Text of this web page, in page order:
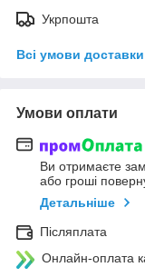
Укрпошта
Всі умови доставки
Умови оплати
Ви отримаєте
або гроші
Детальніше
Післяплата
Онлайн-оплата